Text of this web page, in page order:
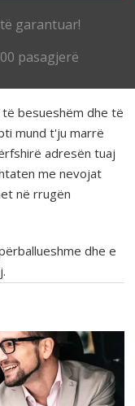
garantuar!
pasagjerë
besueshëm dhe të
mund t'ju marrë
adresën tuaj
me nevojat
në rrugën
dhe e